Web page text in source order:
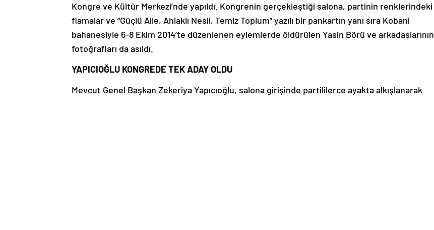
Kongre ve Kültür Merkezi’nde yapıldı. Kongrenin gerçekleştiği salona, partinin renklerindeki
flamalar ve “Güçlü Aile, Ahlaklı Nesil, Temiz Toplum” yazılı bir pankartın yanı sıra Kobani
bahanesiyle 6-8 Ekim 2014’te düzenlenen eylemlerde öldürülen Yasin Börü ve arkadaşlarının
fotoğrafları da asıldı.
YAPICIOĞLU KONGREDE TEK ADAY OLDU
Mevcut Genel Başkan Zekeriya Yapıcıoğlu, salona girişinde partililerce ayakta alkışlanarak
tezahüratlarla karşılandı. Salonda bulunan partililer Filistin’e destek sloganları attı, tekbir